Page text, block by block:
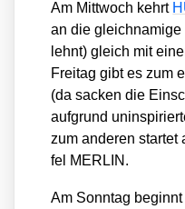
Am Mitt­woch kehrt
an die
lehnt) gleich mit
Frei­tag gibt es zum
(da sacken die
auf­grund
zum ande­ren
fel MERLIN.
Am Sonn­tag